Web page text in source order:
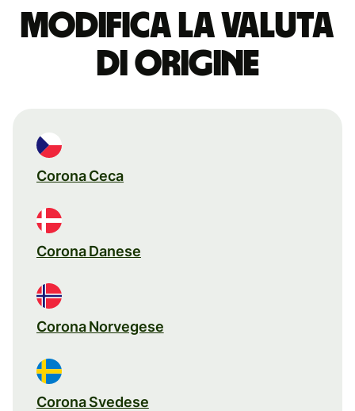
Modifica la valuta
di origine
Corona Ceca
Corona Danese
Corona Norvegese
Corona Svedese